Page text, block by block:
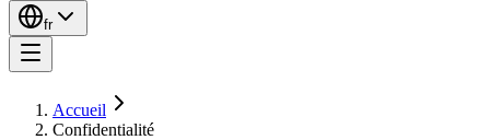
fr
Accueil
Confidentialité